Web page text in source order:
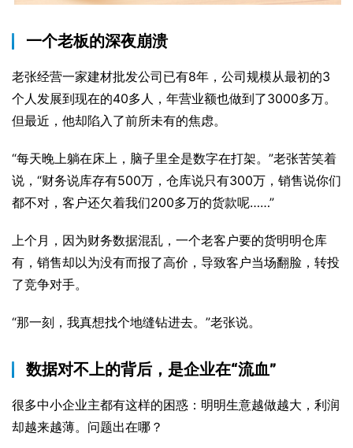
一个老板的深夜崩溃
老张经营一家建材批发公司已有8年，公司规模从最初的3
个人发展到现在的40多人，年营业额也做到了3000多万。
但最近，他却陷入了前所未有的焦虑。
“每天晚上躺在床上，脑子里全是数字在打架。”老张苦笑着
说，“财务说库存有500万，仓库说只有300万，销售说你们
都不对，客户还欠着我们200多万的货款呢……”
上个月，因为财务数据混乱，一个老客户要的货明明仓库
有，销售却以为没有而报了高价，导致客户当场翻脸，转投
了竞争对手。
“那一刻，我真想找个地缝钻进去。”老张说。
数据对不上的背后，是企业在“流血”
很多中小企业主都有这样的困惑：明明生意越做越大，利润
却越来越薄。问题出在哪？